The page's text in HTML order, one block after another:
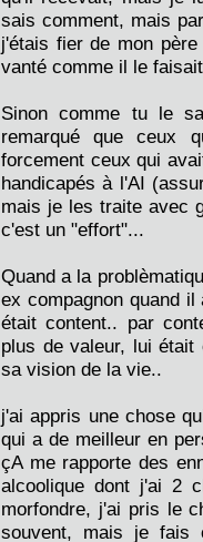
sais comment, mais
j'étais fier de mon
vanté comme il le
Sinon comme tu le
remarqué que ceux
forcement ceux qui
handicapés à l'AI
mais je les traite avec
c'est un "effort"...
Quand a la
ex compagnon quand
était content.. par
plus de valeur, lui était
sa vision de la vie..
j'ai appris une chose
qui a de meilleur en
çA me rapporte des
alcoolique dont j'ai 2
morfondre, j'ai pris le
souvent, mais je